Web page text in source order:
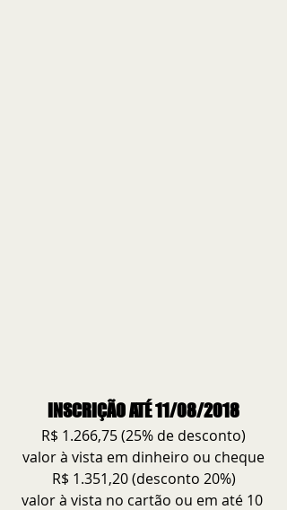
INSCRIÇÃO ATÉ 11/08/2018
R$ 1.266,75 (25% de desconto)
valor à vista em dinheiro ou cheque
R$ 1.351,20 (desconto 20%)
valor à vista no cartão ou em até 10